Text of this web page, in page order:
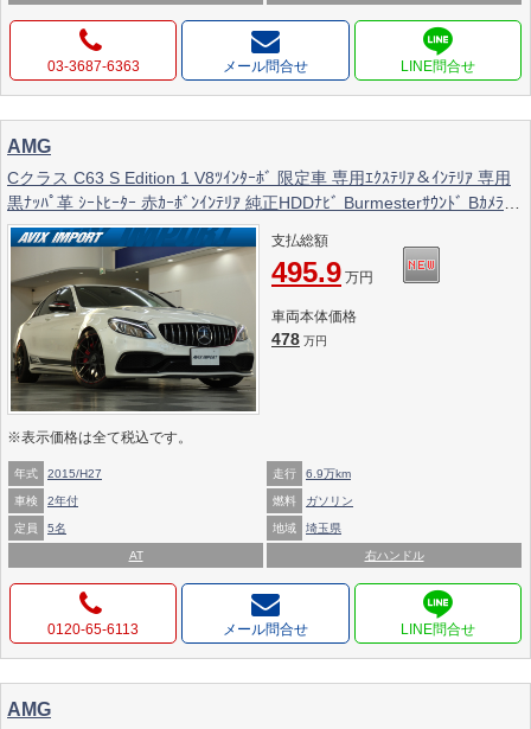
03-3687-6363 メール問合せ
AMG
Cクラス C63 S Edition 1 V8ﾂｲﾝﾀｰﾎﾞ 限定車 専用ｴｸｽﾃﾘｱ＆ｲﾝﾃﾘｱ 専用
黒ﾅｯﾊﾟ革 ｼｰﾄﾋｰﾀｰ 赤ｶｰﾎﾞﾝｲﾝﾃﾘｱ 純正HDDﾅﾋﾞ Burmesterｻｳﾝﾄﾞ Bｶﾒﾗ＆
PTS HUD＆ﾚｰﾀﾞｰSP LEDﾗｲﾄ 赤ｷｬﾘﾊﾟｰ 専用19AW
支払総額
495.9 万円
車両本体価格
478 万円
※表示価格は全て税込です。
年式 2015/H27 走行 6.9万km
車検 2年付 燃料 ガソリン
定員 5名 地域 埼玉県
AT 右ハンドル
0120-65-6113 メール問合せ
AMG